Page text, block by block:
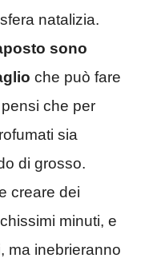
natalizia.
sono
che può fare
che per
sia
di grosso.
creare dei
minuti, e
ma inebrieranno